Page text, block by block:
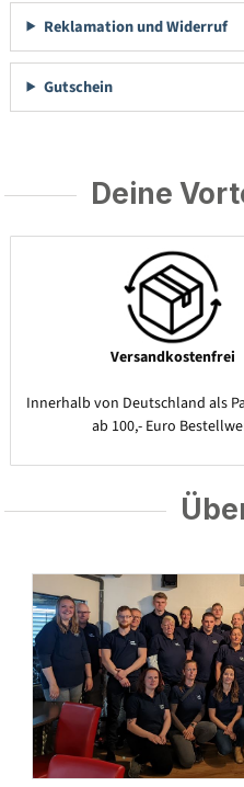
Reklamation und Widerruf
Gutschein
Deine
Versandkostenfrei
Innerhalb von Deutschland als
ab 100,- Euro